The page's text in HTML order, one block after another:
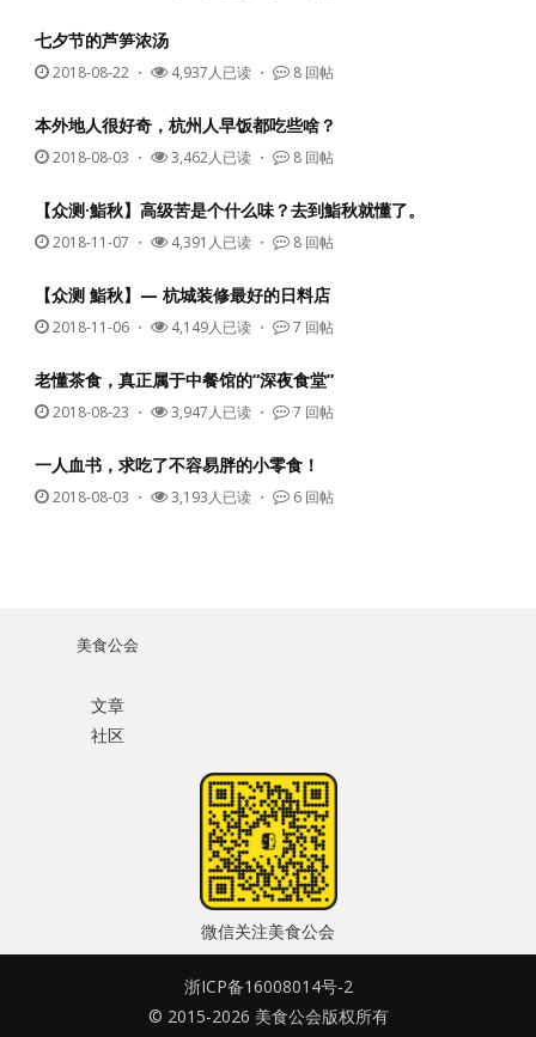
七夕节的芦笋浓汤
2018-08-22 ・ 4,937人已读 ・ 8 回帖
本外地人很好奇，杭州人早饭都吃些啥？
2018-08-03 ・ 3,462人已读 ・ 8 回帖
【众测·鮨秋】高级苦是个什么味？去到鮨秋就懂了。
2018-11-07 ・ 4,391人已读 ・ 8 回帖
【众测 鮨秋】— 杭城装修最好的日料店
2018-11-06 ・ 4,149人已读 ・ 7 回帖
老懂茶食，真正属于中餐馆的“深夜食堂”
2018-08-23 ・ 3,947人已读 ・ 7 回帖
一人血书，求吃了不容易胖的小零食！
2018-08-03 ・ 3,193人已读 ・ 6 回帖
美食公会
文章
社区
微信关注美食公会
浙ICP备16008014号-2
© 2015-2026 美食公会版权所有